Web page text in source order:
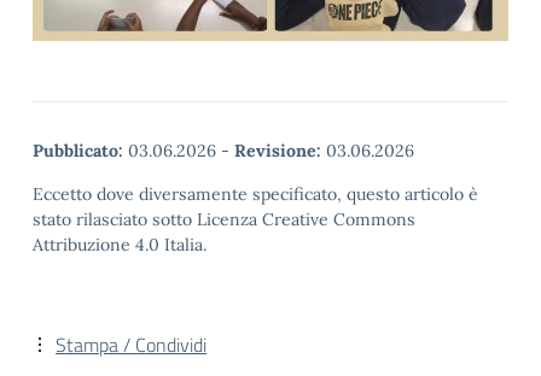
Pubblicato: 03.06.2026 - Revisione: 03.06.2026
Eccetto dove diversamente specificato, questo articolo è
stato rilasciato sotto Licenza Creative Commons
Attribuzione 4.0 Italia.
Stampa / Condividi